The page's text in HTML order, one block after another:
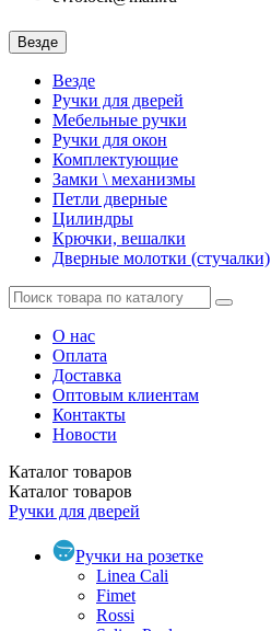
Везде
Везде
Ручки для дверей
Мебельные ручки
Ручки для окон
Комплектующие
Замки \ механизмы
Петли дверные
Цилиндры
Крючки, вешалки
Дверные молотки (стучалки)
О нас
Оплата
Доставка
Оптовым клиентам
Контакты
Новости
Каталог товаров
Каталог товаров
Ручки для дверей
Ручки на розетке
Linea Cali
Fimet
Rossi